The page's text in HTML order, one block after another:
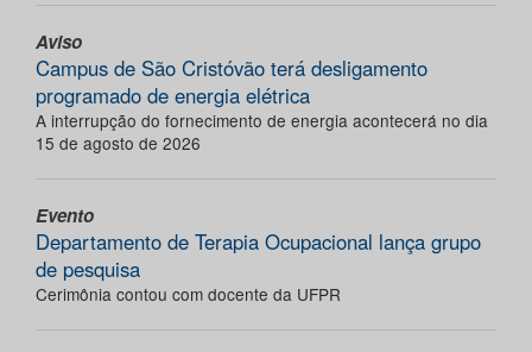
Aviso
Campus de São Cristóvão terá desligamento
programado de energia elétrica
A interrupção do fornecimento de energia acontecerá no dia
15 de agosto de 2026
Evento
Departamento de Terapia Ocupacional lança grupo
de pesquisa
Cerimônia contou com docente da UFPR